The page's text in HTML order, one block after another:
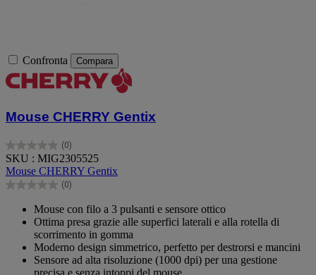
Confronta Compara
Mouse CHERRY Gentix
(0)
0.0
su
5
stelle.
SKU : MIG2305525
Mouse CHERRY Gentix
(0)
0.0
stelle.
Mouse con filo a 3 pulsanti e sensore ottico
Ottima presa grazie alle superfici laterali e alla rotella di
scorrimento in gomma
Moderno design simmetrico, perfetto per destrorsi e mancini
Sensore ad alta risoluzione (1000 dpi) per una gestione
precisa e senza intoppi del mouse